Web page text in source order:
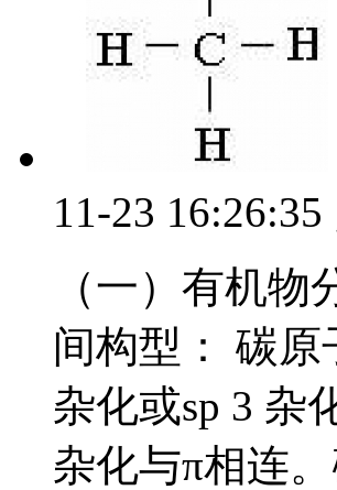
11-23 16:26:35
（一）有机
间构型： 碳原
杂化或sp 3 杂
杂化与π相连